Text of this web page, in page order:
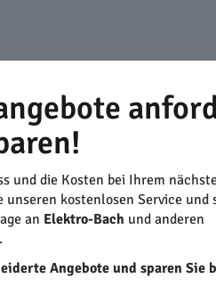
verschiedene Zertifikate,
und die Kosten bei Ihrem
unseren kostenlosen Service und
an Elektro-Bach und anderen
Angebote und sparen Sie